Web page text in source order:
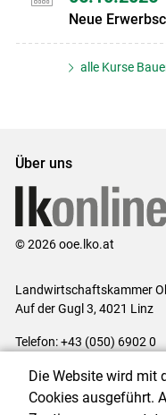
Neue
alle Kurse
Über uns
© 2026 ooe.lko.at
Landwirtschaftskammer
Auf der Gugl 3, 4021 Linz
Telefon: +43 (050) 6902 0
Impressum|Kontakt|
Barrierefreiheit
Cookie-
Die Website wird mit
Cookies ausgeführt.